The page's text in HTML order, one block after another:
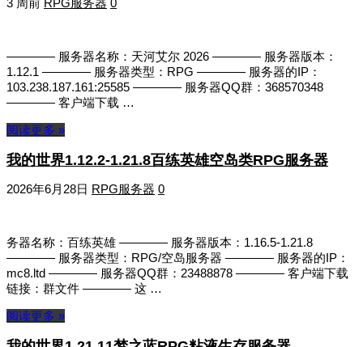
3 周前 RPG服务器 0
———— 服务器名称：天河艾尔 2026 ———— 服务器版本：
1.12.1 ———— 服务器类型：RPG ———— 服务器的IP：
103.238.187.161:25585 ———— 服务器QQ群：368570348
———— 客户端下载 …
阅读更多 »
我的世界1.12.2-1.21.8百练英雄空岛类RPG服务器
2026年6月28日 RPG服务器 0
务器名称：百练英雄 ———— 服务器版本：1.16.5-1.21.8
———— 服务器类型：RPG/空岛服务器 ———— 服务器的IP：
mc8.ltd ———— 服务器QQ群：23488878 ———— 客户端下载
链接：群文件 ———— 这 …
阅读更多 »